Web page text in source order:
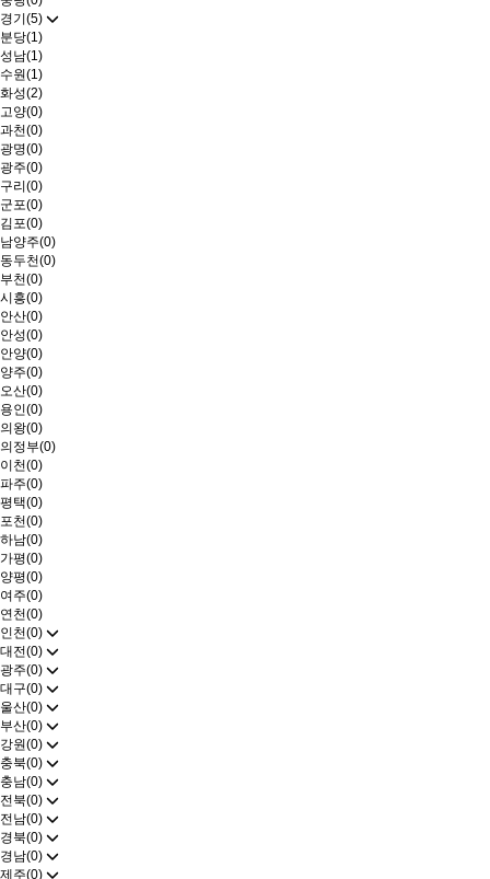
경기(5)
분당(1)
성남(1)
수원(1)
화성(2)
고양(0)
과천(0)
광명(0)
광주(0)
구리(0)
군포(0)
김포(0)
남양주(0)
동두천(0)
부천(0)
시흥(0)
안산(0)
안성(0)
안양(0)
양주(0)
오산(0)
용인(0)
의왕(0)
의정부(0)
이천(0)
파주(0)
평택(0)
포천(0)
하남(0)
가평(0)
양평(0)
여주(0)
연천(0)
인천(0)
대전(0)
광주(0)
대구(0)
울산(0)
부산(0)
강원(0)
충북(0)
충남(0)
전북(0)
전남(0)
경북(0)
경남(0)
제주(0)